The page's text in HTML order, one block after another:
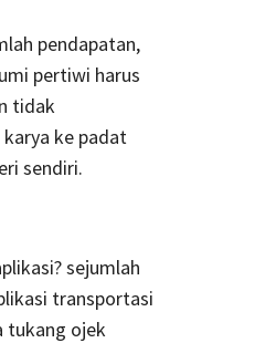
pendapatan,
pertiwi harus
tidak
ke padat
sendiri.
sejumlah
transportasi
tukang ojek